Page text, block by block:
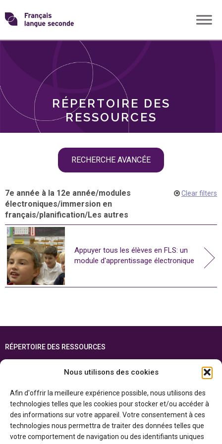
Nous utilisons des cookies
Afin d'offrir la meilleure expérience possible, nous utilisons des
technologies telles que les cookies pour stocker et/ou accéder à
des informations sur votre appareil. Votre consentement à ces
technologies nous permettra de traiter des données telles que
votre comportement de navigation ou des identifiants uniques
Skip
toTransformons
langue
RÉPERTOIRE DES
RESSOURCES
RECHERCHE AVANCÉE
THÈMES
7e année à la 12e année/modules
électroniques/immersion en
français/planification/Les autres
Clear filters
Appuyer tous les élèves en FLS: un
module d'apprentissage électronique
RÉPERTOIRE DES RESSOURCES
ENGLISH
Cette ressource est réalisée grâce au soutien financier du gouvernement de
l’Ontario et du gouvernement duCanada par l’entremise du ministère du
Patrimoine canadien